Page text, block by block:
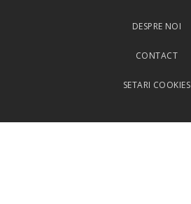
DESPRE NOI
CONTACT
SETARI COOKIES